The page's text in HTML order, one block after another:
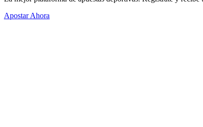
Apostar Ahora